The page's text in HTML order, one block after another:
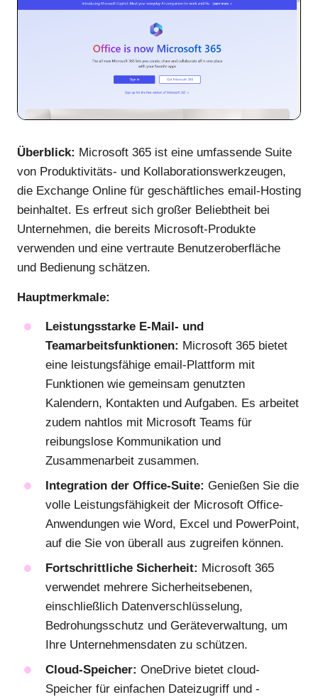
Überblick: Microsoft 365 ist eine umfassende Suite
von Produktivitäts- und Kollaborationswerkzeugen,
die Exchange Online für geschäftliches email-Hosting
beinhaltet. Es erfreut sich großer Beliebtheit bei
Unternehmen, die bereits Microsoft-Produkte
verwenden und eine vertraute Benutzeroberfläche
und Bedienung schätzen.
Hauptmerkmale:
Leistungsstarke E-Mail- und
Teamarbeitsfunktionen: Microsoft 365 bietet
eine leistungsfähige email-Plattform mit
Funktionen wie gemeinsam genutzten
Kalendern, Kontakten und Aufgaben. Es arbeitet
zudem nahtlos mit Microsoft Teams für
reibungslose Kommunikation und
Zusammenarbeit zusammen.
Integration der Office-Suite: Genießen Sie die
volle Leistungsfähigkeit der Microsoft Office-
Anwendungen wie Word, Excel und PowerPoint,
auf die Sie von überall aus zugreifen können.
Fortschrittliche Sicherheit: Microsoft 365
verwendet mehrere Sicherheitsebenen,
einschließlich Datenverschlüsselung,
Bedrohungsschutz und Geräteverwaltung, um
Ihre Unternehmensdaten zu schützen.
Cloud-Speicher: OneDrive bietet cloud-
Speicher für einfachen Dateizugriff und -